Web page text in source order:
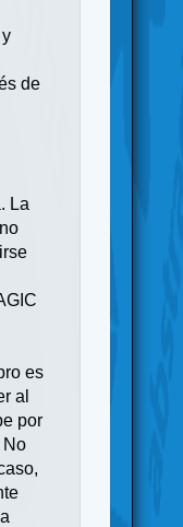
de
La
es
al
por
No